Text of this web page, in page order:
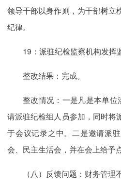
领导干部以身作则，为干部树立
纪律。
19：派驻纪检监察机构发挥
整改结果：完成。
整改情况：一是凡是本单位
请派驻纪检组人员参加，同时将
于会议记录之中。二是邀请派
会、民主生活会，并在会上给予
（八）反馈问题：财务管理